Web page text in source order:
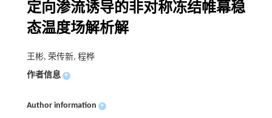
定向渗流诱导的非对称冻结帷幕稳
态温度场解析解
王彬, 荣传新, 程桦
作者信息 +
Author information +